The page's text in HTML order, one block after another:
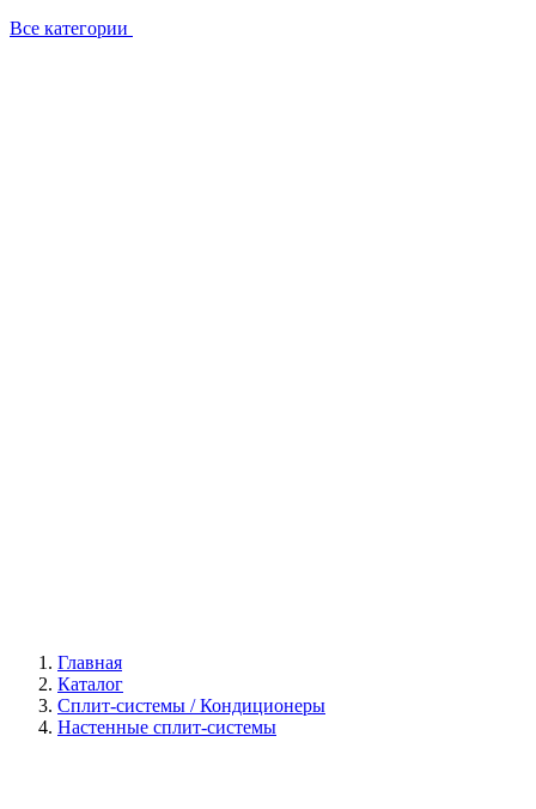
Все категории
Главная
Каталог
Сплит-системы / Кондиционеры
Настенные сплит-системы